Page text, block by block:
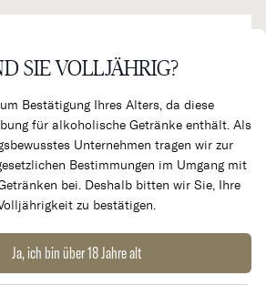
SIE VOLLJÄHRIG?
Bestätigung Ihres Alters, da diese
für alkoholische Getränke enthält. Als
Unternehmen tragen wir zur
Bestimmungen im Umgang mit
bei. Deshalb bitten wir Sie, Ihre
zu bestätigen.
Ja, ich bin über 18 Jahre alt
Gastronomie Kundenkonto Warenkorb
St. Exupéry